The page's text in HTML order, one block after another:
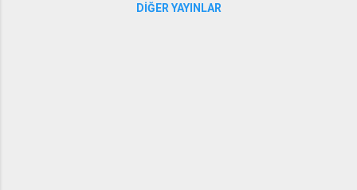
mektup yazmak". Hayallerime yazacağım bu
DIĞER YAYINLAR